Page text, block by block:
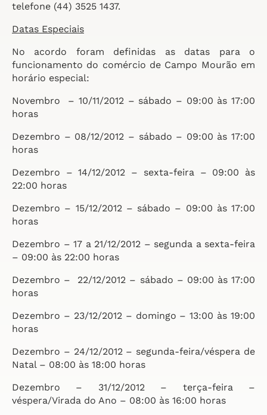
telefone (44) 3525 1437.
Datas Especiais
No acordo foram definidas as datas para o
funcionamento do comércio de Campo Mourão em
horário especial:
Novembro – 10/11/2012 – sábado – 09:00 às 17:00
horas
Dezembro – 08/12/2012 – sábado – 09:00 às 17:00
horas
Dezembro – 14/12/2012 – sexta-feira – 09:00 às
22:00 horas
Dezembro – 15/12/2012 – sábado – 09:00 às 17:00
horas
Dezembro – 17 a 21/12/2012 – segunda a sexta-feira
– 09:00 às 22:00 horas
Dezembro – 22/12/2012 – sábado – 09:00 às 17:00
horas
Dezembro – 23/12/2012 – domingo – 13:00 às 19:00
horas
Dezembro – 24/12/2012 – segunda-feira/véspera de
Natal – 08:00 às 18:00 horas
Dezembro – 31/12/2012 – terça-feira –
véspera/Virada do Ano – 08:00 às 16:00 horas